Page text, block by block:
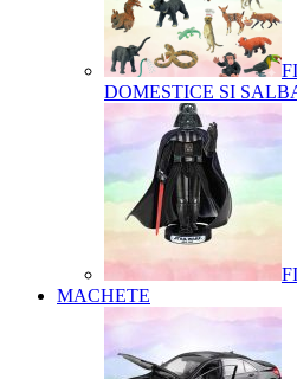
DOMESTICE SI
MACHETE